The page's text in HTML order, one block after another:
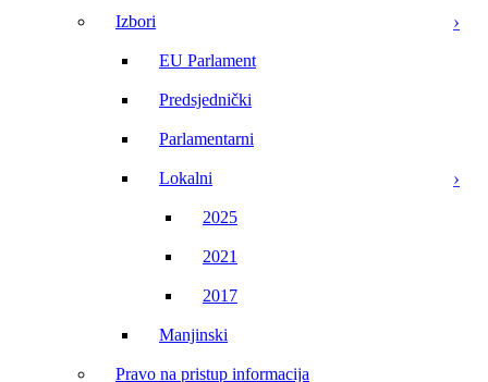
Izbori
EU Parlament
Predsjednički
Parlamentarni
Lokalni
2025
2021
2017
Manjinski
Pravo na pristup informacija